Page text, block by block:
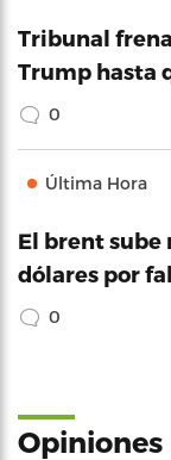
Tribunal
Trump hasta
0
Última Hora
El brent sube
dólares por
0
Opiniones